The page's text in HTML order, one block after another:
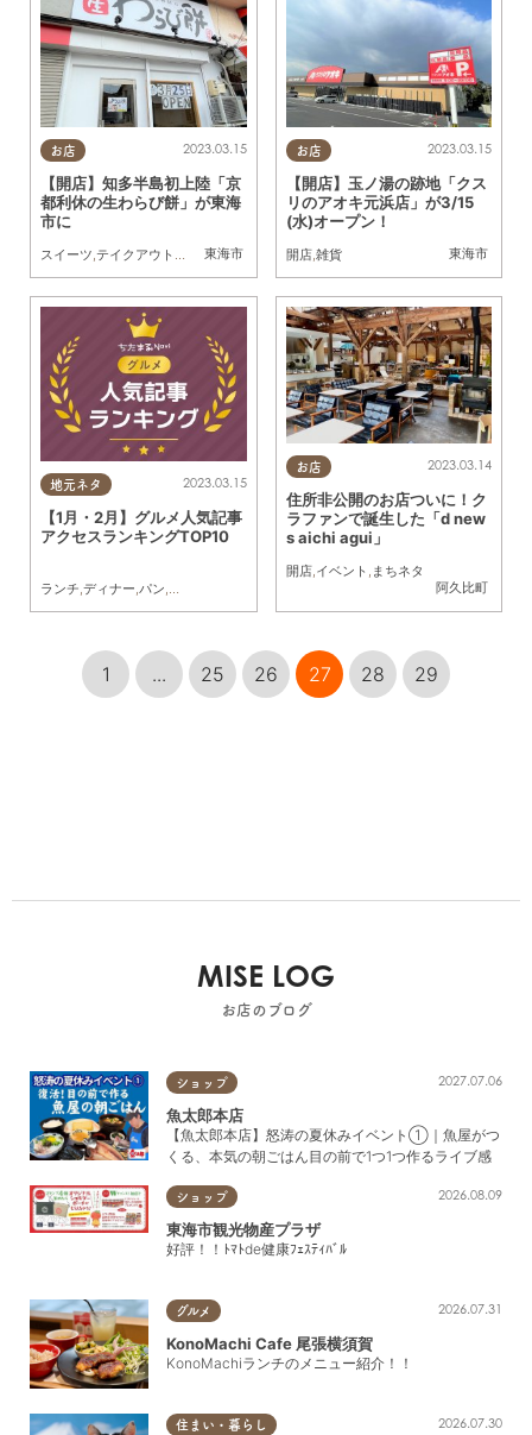
お店
東海市
2023.03.15
【開店】知多半島初上陸「京
都利休の生わらび餅」が東海
市に
スイーツ,テイクアウト ,開店
お店
東海市
2023.03.15
【開店】玉ノ湯の跡地「クス
リのアオキ元浜店」が3/15
(水)オープン！
開店,雑貨
地元ネタ 2023.03.15
【1月・2月】グルメ人気記事
アクセスランキングTOP10
ランチ,ディナー,パン,スイーツ
お店
阿久比町
2023.03.14
住所非公開のお店ついに！ク
ラファンで誕生した「d new
s aichi agui」
開店,イベント , まちネタ
1 ... 25 26 27 28 29
MISE LOG
お店のブログ
ショップ 2027.07.06
魚太郎本店
【魚太郎本店】怒涛の夏休みイベント①｜魚屋がつ
くる、本気の朝ごはん目の前で1つ1つ作るライブ感
ショップ 2026.08.09
東海市観光物産プラザ
好評！！ﾄﾏﾄde健康ﾌｪｽﾃｨﾊﾞﾙ
グルメ 2026.07.31
KonoMachi Cafe 尾張横須賀
KonoMachiランチのメニュー紹介！！
住まい・暮らし 2026.07.30